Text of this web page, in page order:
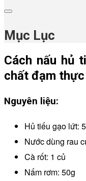
Mục Lục
Cách nấu hủ
chất đạm
Nguyên liệu:
Hủ tiếu gạo lứt:
Nước dùng rau
Cà rốt: 1 củ
Nấm rơm: 50g